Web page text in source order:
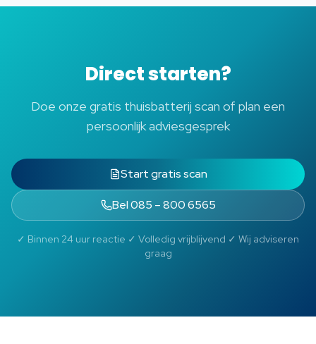
Direct starten?
Doe onze gratis thuisbatterij scan of plan een
persoonlijk adviesgesprek
Start gratis scan
Bel 085 – 800 6565
✓ Binnen 24 uur reactie ✓ Volledig vrijblijvend ✓ Wij adviseren
graag